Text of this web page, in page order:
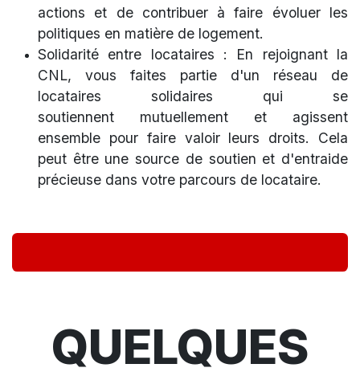
actions et de contribuer à faire évoluer les
politiques en matière de logement.
Solidarité entre locataires : En rejoignant la
CNL, vous faites partie d'un réseau de
locataires solidaires qui se
soutiennent mutuellement et agissent
ensemble pour faire valoir leurs droits. Cela
peut être une source de soutien et d'entraide
précieuse dans votre parcours de locataire.
QUELQUES